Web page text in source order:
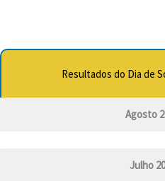
Resultados do Dia de
Agosto
Julho